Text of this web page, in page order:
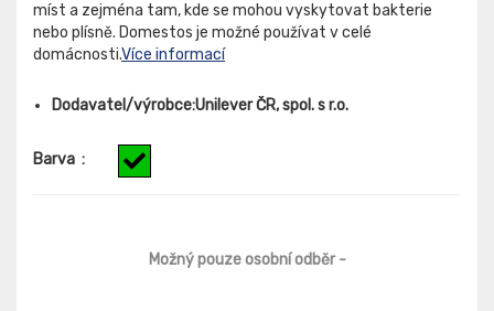
míst a zejména tam, kde se mohou vyskytovat bakterie
nebo plísně. Domestos je možné používat v celé
domácnosti.Více informací
Dodavatel/výrobce:Unilever ČR, spol. s r.o.
Barva :
Možný pouze osobní odběr-